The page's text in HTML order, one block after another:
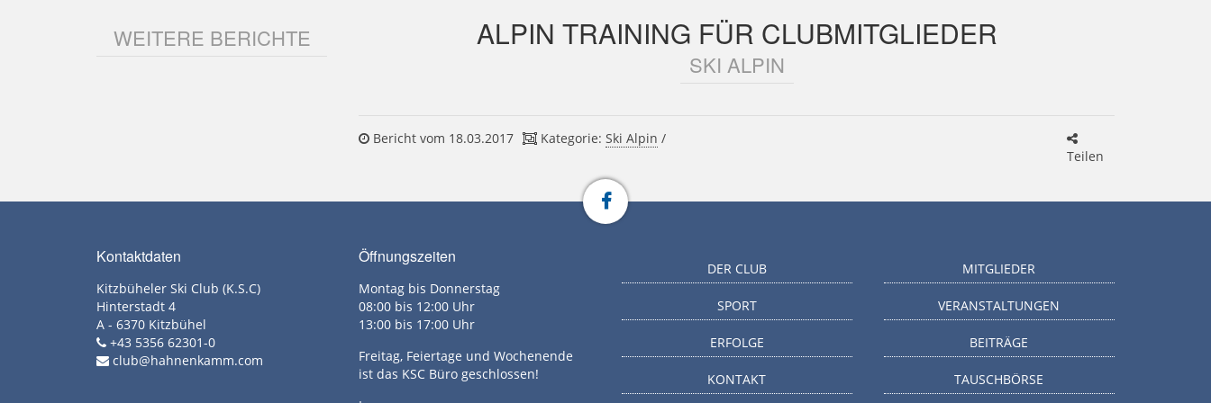
ALPIN TRAINING FÜR CLUBMITGLIEDER
SKI ALPIN
Bericht vom 18.03.2017 Kategorie:Ski Alpin /
Teilen
WEITERE BERICHTE
Kontaktdaten
Kitzbüheler Ski Club (K.S.C)
Hinterstadt 4
A - 6370 Kitzbühel
+43 5356 62301-0
club@hahnenkamm.com
Öffnungszeiten
Montag bis Donnerstag
08:00 bis 12:00 Uhr
13:00 bis 17:00 Uhr
Freitag, Feiertage und Wochenende
ist das KSC Büro geschlossen!
DER CLUB
SPORT
ERFOLGE
KONTAKT
MITGLIEDER
VERANSTALTUNGEN
BEITRÄGE
TAUSCHBÖRSE